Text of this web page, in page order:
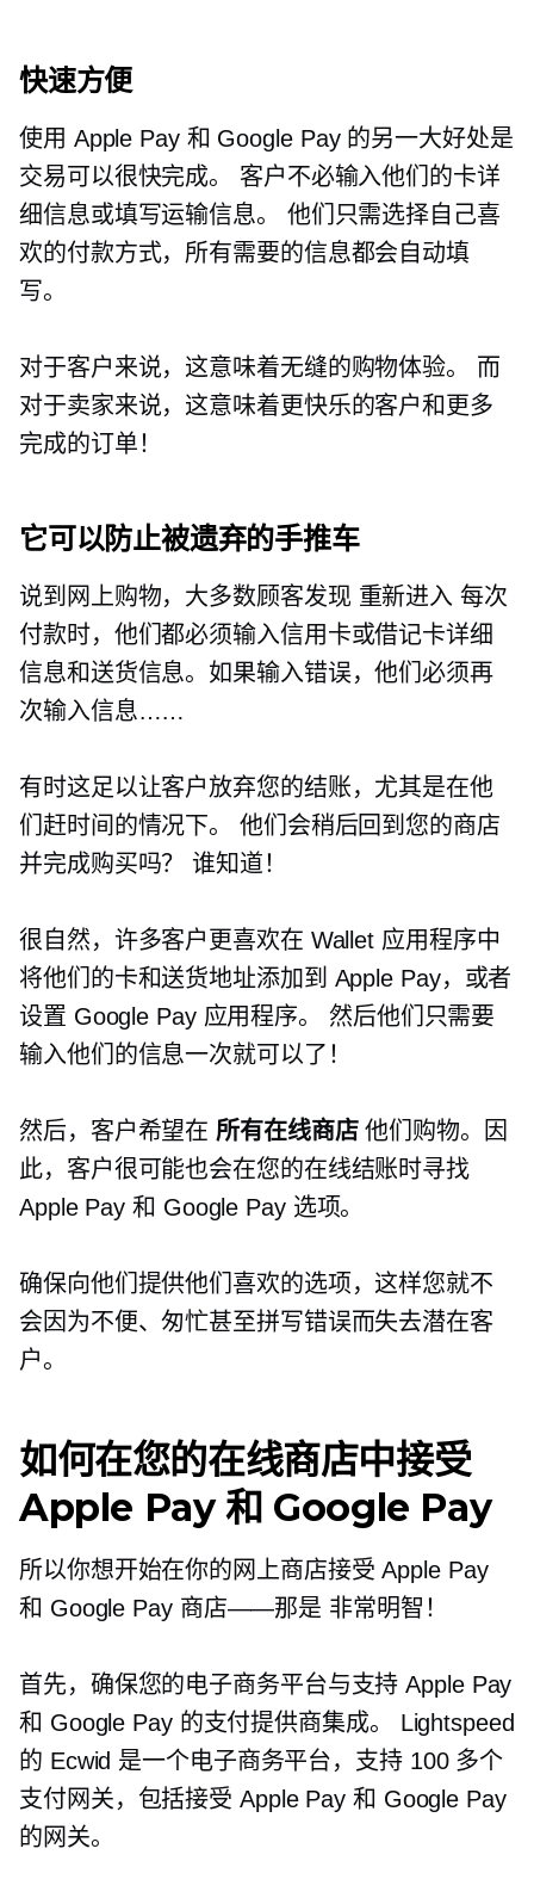
快速方便
使用 Apple Pay 和 Google Pay 的另一大好处是
交易可以很快完成。 客户不必输入他们的卡详
细信息或填写运输信息。 他们只需选择自己喜
欢的付款方式，所有需要的信息都会自动填
写。
对于客户来说，这意味着无缝的购物体验。 而
对于卖家来说，这意味着更快乐的客户和更多
完成的订单！
它可以防止被遗弃的手推车
说到网上购物，大多数顾客发现 重新进入 每次
付款时，他们都必须输入信用卡或借记卡详细
信息和送货信息。如果输入错误，他们必须再
次输入信息……
有时这足以让客户放弃您的结账，尤其是在他
们赶时间的情况下。 他们会稍后回到您的商店
并完成购买吗？ 谁知道！
很自然，许多客户更喜欢在 Wallet 应用程序中
将他们的卡和送货地址添加到 Apple Pay，或者
设置 Google Pay 应用程序。 然后他们只需要
输入他们的信息一次就可以了！
然后，客户希望在 所有在线商店他们购物。因
此，客户很可能也会在您的在线结账时寻找
Apple Pay 和 Google Pay 选项。
确保向他们提供他们喜欢的选项，这样您就不
会因为不便、匆忙甚至拼写错误而失去潜在客
户。
如何在您的在线商店中接受
Apple Pay 和 Google Pay
所以你想开始在你的网上商店接受 Apple Pay
和 Google Pay 商店——那是 非常明智！
首先，确保您的电子商务平台与支持 Apple Pay
和 Google Pay 的支付提供商集成。 Lightspeed
的 Ecwid 是一个电子商务平台，支持 100 多个
支付网关，包括接受 Apple Pay 和 Google Pay
的网关。